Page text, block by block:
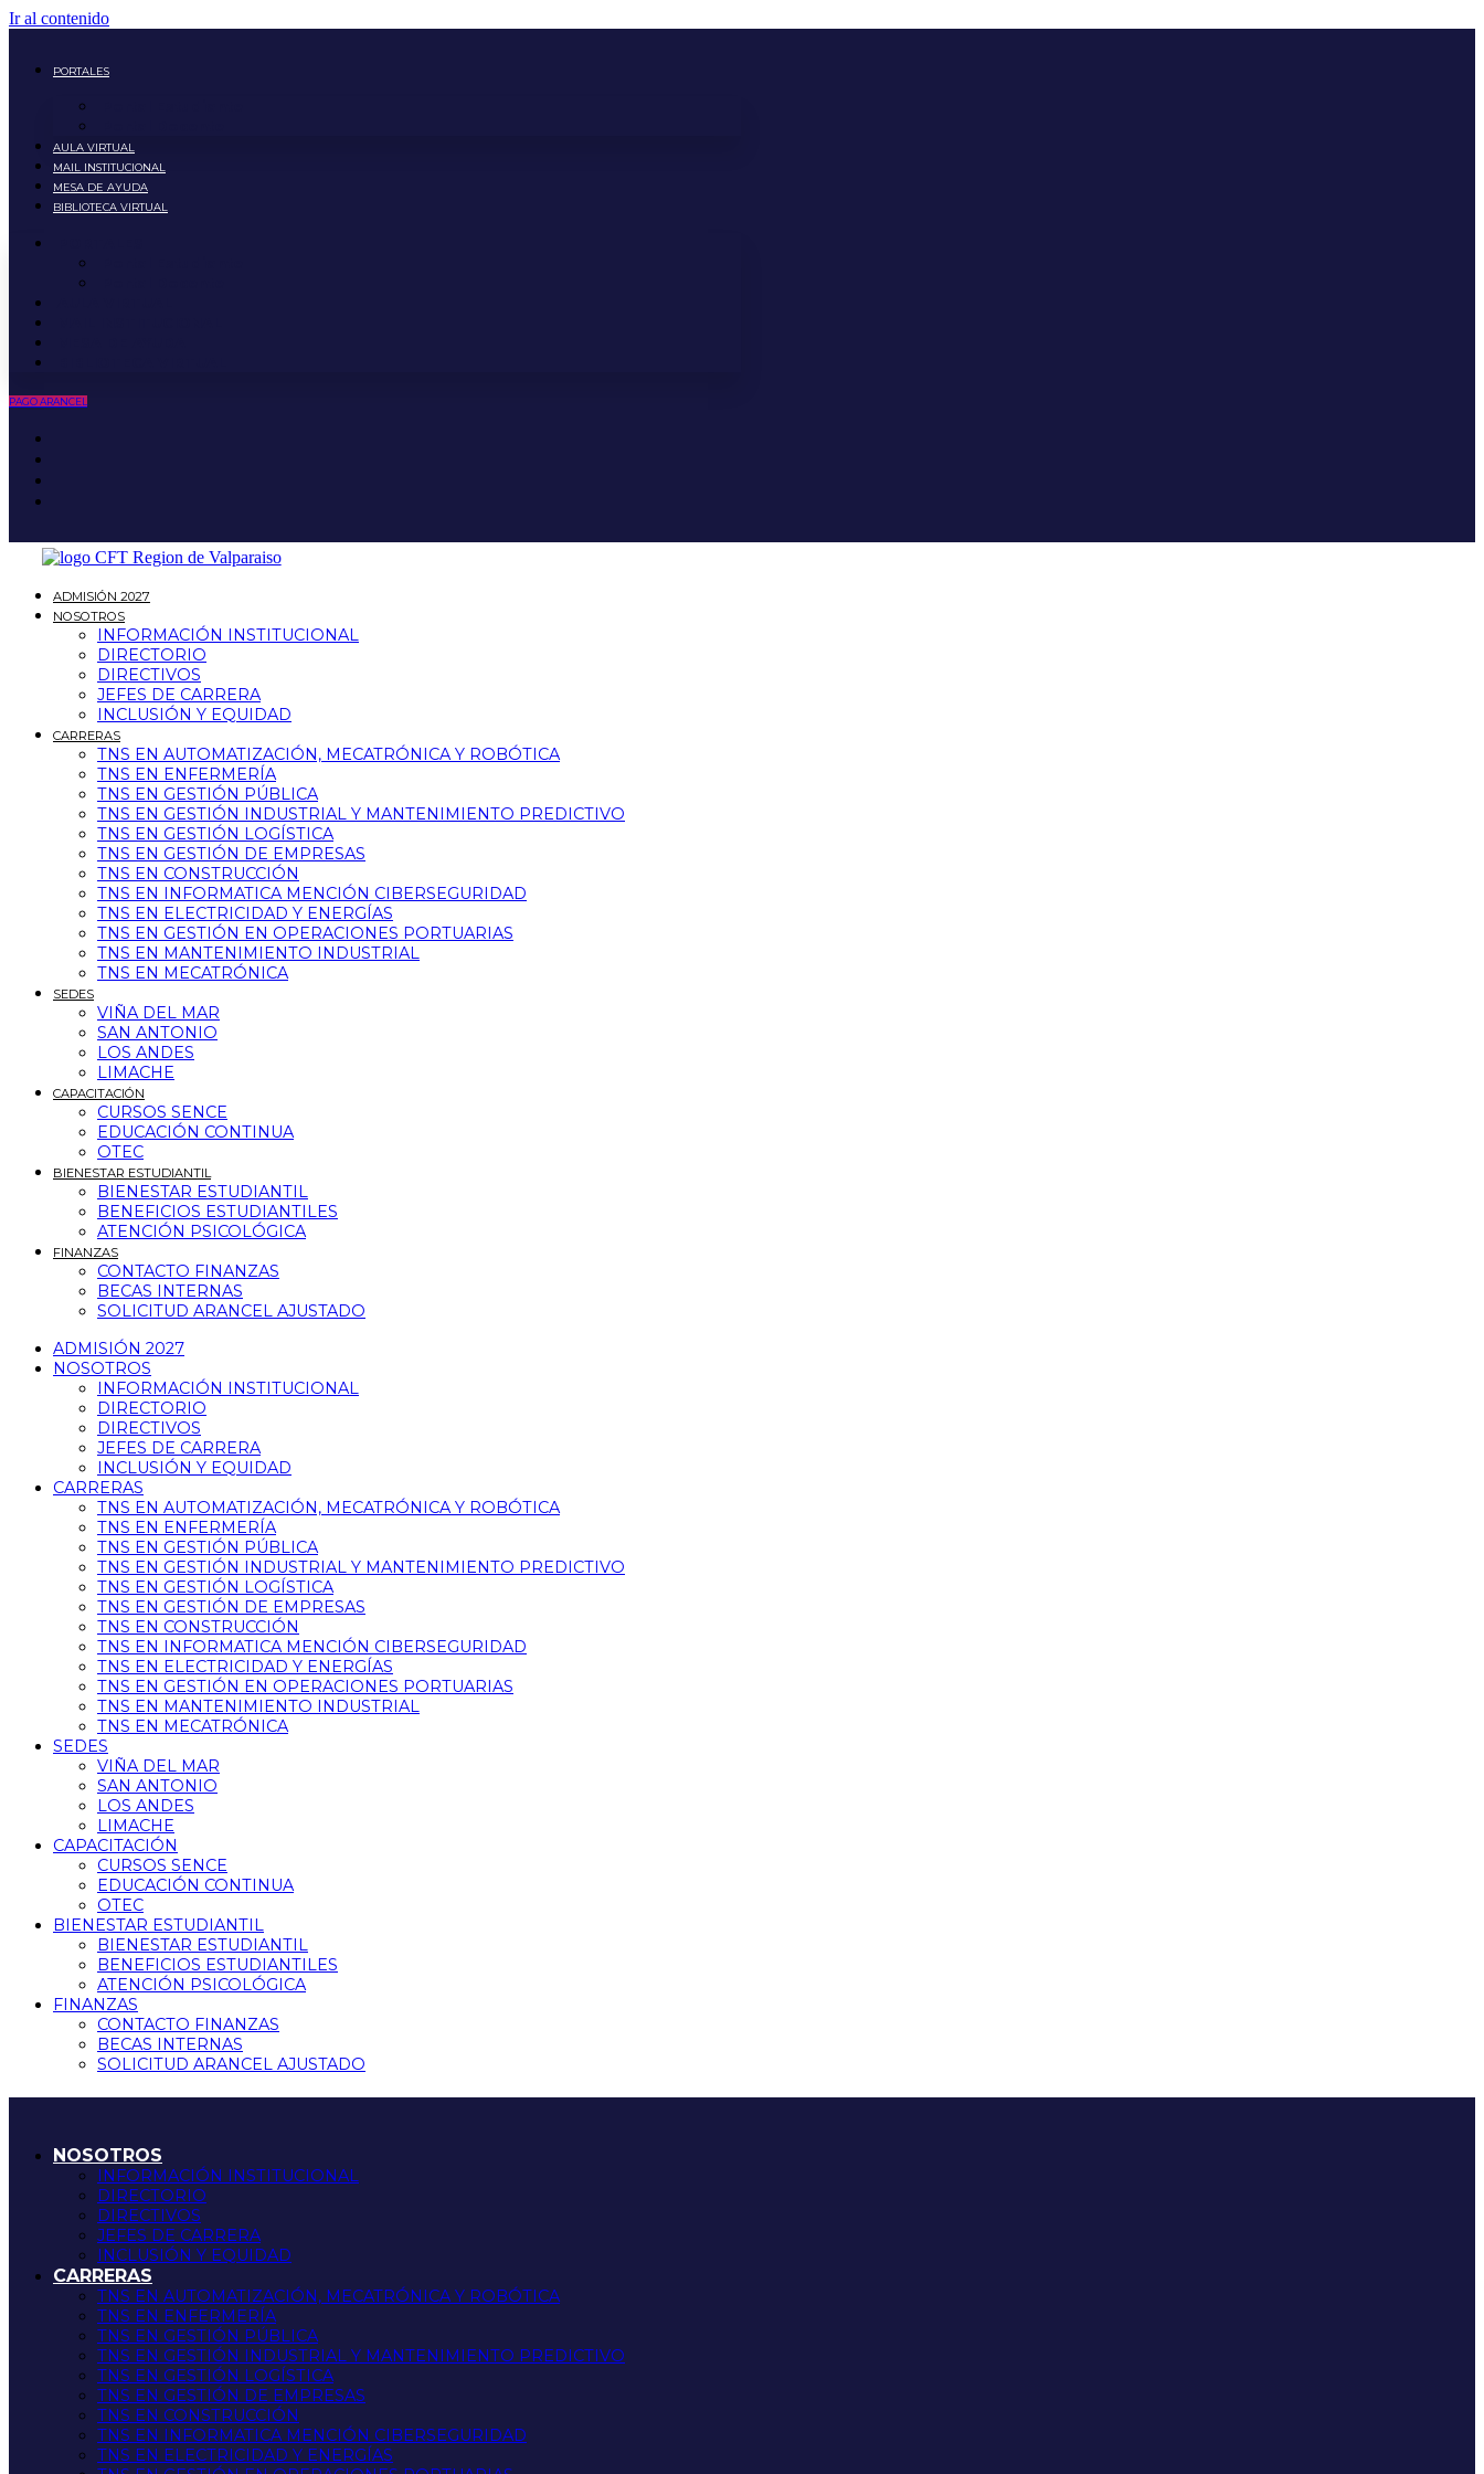
Ir al contenido
PORTALES
AULA VIRTUAL
MAIL INSTITUCIONAL
MESA DE AYUDA
BIBLIOTECA VIRTUAL
PAGO ARANCEL
ADMISIÓN 2027
NOSOTROS
INFORMACIÓN INSTITUCIONAL
DIRECTORIO
DIRECTIVOS
JEFES DE CARRERA
INCLUSIÓN Y EQUIDAD
CARRERAS
TNS EN AUTOMATIZACIÓN, MECATRÓNICA Y ROBÓTICA
TNS EN ENFERMERÍA
TNS EN GESTIÓN PÚBLICA
TNS EN GESTIÓN INDUSTRIAL Y MANTENIMIENTO PREDICTIVO
TNS EN GESTIÓN LOGÍSTICA
TNS EN GESTIÓN DE EMPRESAS
TNS EN CONSTRUCCIÓN
TNS EN INFORMATICA MENCIÓN CIBERSEGURIDAD
TNS EN ELECTRICIDAD Y ENERGÍAS
TNS EN GESTIÓN EN OPERACIONES PORTUARIAS
TNS EN MANTENIMIENTO INDUSTRIAL
TNS EN MECATRÓNICA
SEDES
VIÑA DEL MAR
SAN ANTONIO
LOS ANDES
LIMACHE
CAPACITACIÓN
CURSOS SENCE
EDUCACIÓN CONTINUA
OTEC
BIENESTAR ESTUDIANTIL
BIENESTAR ESTUDIANTIL
BENEFICIOS ESTUDIANTILES
ATENCIÓN PSICOLÓGICA
FINANZAS
CONTACTO FINANZAS
BECAS INTERNAS
SOLICITUD ARANCEL AJUSTADO
ADMISIÓN 2027
NOSOTROS
INFORMACIÓN INSTITUCIONAL
DIRECTORIO
DIRECTIVOS
JEFES DE CARRERA
INCLUSIÓN Y EQUIDAD
CARRERAS
TNS EN AUTOMATIZACIÓN, MECATRÓNICA Y ROBÓTICA
TNS EN ENFERMERÍA
TNS EN GESTIÓN PÚBLICA
TNS EN GESTIÓN INDUSTRIAL Y MANTENIMIENTO PREDICTIVO
TNS EN GESTIÓN LOGÍSTICA
TNS EN GESTIÓN DE EMPRESAS
TNS EN CONSTRUCCIÓN
TNS EN INFORMATICA MENCIÓN CIBERSEGURIDAD
TNS EN ELECTRICIDAD Y ENERGÍAS
TNS EN GESTIÓN EN OPERACIONES PORTUARIAS
TNS EN MANTENIMIENTO INDUSTRIAL
TNS EN MECATRÓNICA
SEDES
VIÑA DEL MAR
SAN ANTONIO
LOS ANDES
LIMACHE
CAPACITACIÓN
CURSOS SENCE
EDUCACIÓN CONTINUA
OTEC
BIENESTAR ESTUDIANTIL
BIENESTAR ESTUDIANTIL
BENEFICIOS ESTUDIANTILES
ATENCIÓN PSICOLÓGICA
FINANZAS
CONTACTO FINANZAS
BECAS INTERNAS
SOLICITUD ARANCEL AJUSTADO
NOSOTROS
INFORMACIÓN INSTITUCIONAL
DIRECTORIO
DIRECTIVOS
JEFES DE CARRERA
INCLUSIÓN Y EQUIDAD
CARRERAS
TNS EN AUTOMATIZACIÓN, MECATRÓNICA Y ROBÓTICA
TNS EN ENFERMERÍA
TNS EN GESTIÓN PÚBLICA
TNS EN GESTIÓN INDUSTRIAL Y MANTENIMIENTO PREDICTIVO
TNS EN GESTIÓN LOGÍSTICA
TNS EN GESTIÓN DE EMPRESAS
TNS EN CONSTRUCCIÓN
TNS EN INFORMATICA MENCIÓN CIBERSEGURIDAD
TNS EN ELECTRICIDAD Y ENERGÍAS